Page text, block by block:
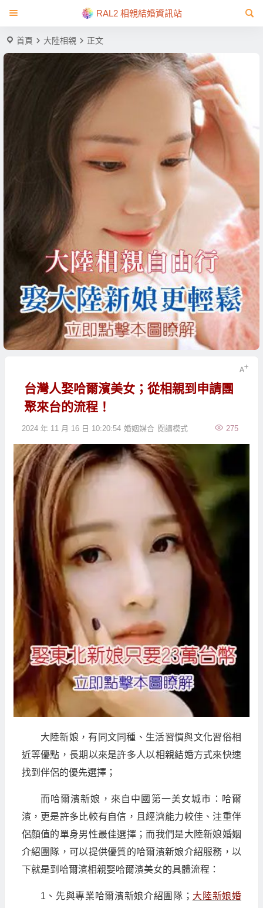
RAL2 相親結婚資訊站
首頁 大陸相親 正文
台灣人娶哈爾濱美女；從相親到申請團
聚來台的流程！
2024 年 11 月 16 日 10:20:54 婚姻媒合 275
閱讀模式
大陸新娘，有同文同種、生活習慣與文化習俗相
近等優點，長期以來是許多人以相親結婚方式來快速
找到伴侶的優先選擇；
而哈爾濱新娘，來自中國第一美女城市：哈爾
濱，更是許多比較有自信，且經濟能力較佳、注重伴
侶顏值的單身男性最佳選擇；而我們是大陸新娘婚姻
介紹團隊，可以提供優質的哈爾濱新娘介紹服務，以
下就是到哈爾濱相親娶哈爾濱美女的具體流程：
1、先與專業哈爾濱新娘介紹團隊； 大陸新娘婚